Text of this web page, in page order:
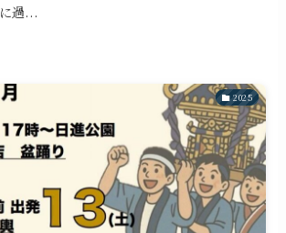
過...
2025